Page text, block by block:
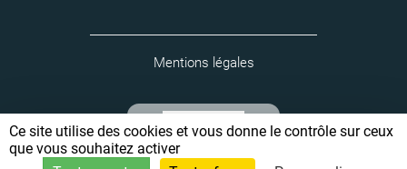
Mentions légales
Logiciel de recrutement
Ce site utilise des cookies et vous donne le contrôle sur ceux
que vous souhaitez activer